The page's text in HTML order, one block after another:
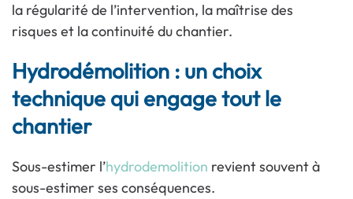
la régularité de l’intervention, la maîtrise des
risques et la continuité du chantier.
Hydrodémolition : un choix
technique qui engage tout le
chantier
Sous-estimer l’hydrodemolition revient souvent à
sous-estimer ses conséquences.